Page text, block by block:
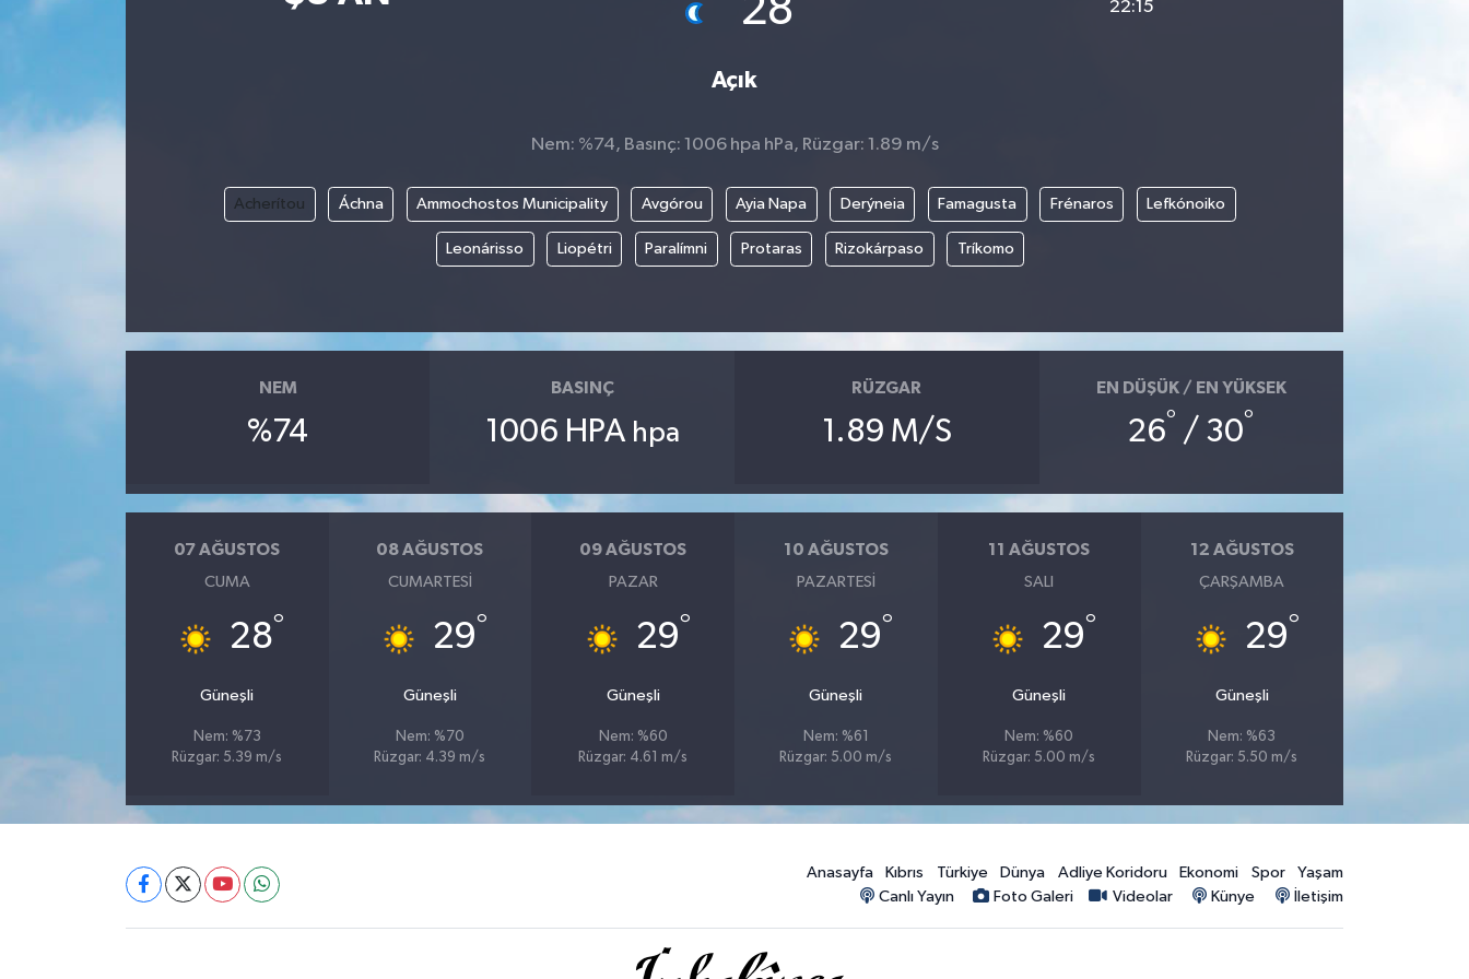
28
Açık
22:15
Nem: %74, Basınç: 1006 hpa hPa, Rüzgar: 1.89 m/s
Acherítou Áchna Ammochostos Municipality Avgórou Ayia Napa Derýneia Famagusta Frénaros Lefkónoiko
Leonárisso Liopétri Paralímni Protaras Rizokárpaso Tríkomo
NEM
%74
BASINÇ
1006 HPA hpa
RÜZGAR
1.89 M/S
EN DÜŞÜK / EN YÜKSEK
26° / 30°
07 AĞUSTOS
CUMA
28°
Güneşli
Nem: %73
Rüzgar: 5.39 m/s
08 AĞUSTOS
CUMARTESI
29°
Güneşli
Nem: %70
Rüzgar: 4.39 m/s
09 AĞUSTOS
PAZAR
29°
Güneşli
Nem: %60
Rüzgar: 4.61 m/s
10 AĞUSTOS
PAZARTESI
29°
Güneşli
Nem: %61
Rüzgar: 5.00 m/s
11 AĞUSTOS
SALI
29°
Güneşli
Nem: %60
Rüzgar: 5.00 m/s
12 AĞUSTOS
ÇARŞAMBA
29°
Güneşli
Nem: %63
Rüzgar: 5.50 m/s
Anasayfa Kıbrıs Türkiye Dünya Adliye Koridoru Ekonomi Spor
Yaşam
Canlı Yayın
Foto Galeri Videolar Künye İletişim